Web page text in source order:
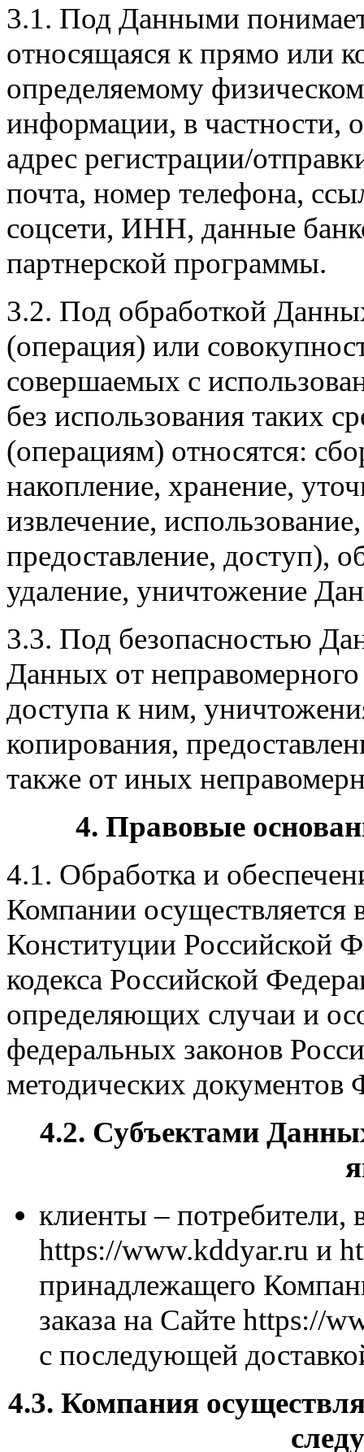
3.1. Под Данными
относящаяся к прямо или
определяемому
информации, в частности,
адрес регистрации/
почта, номер телефона,
соцсети, ИНН, данные
партнерской программы.
3.2. Под обработкой
(операция) или
совершаемых с
без использования таких
(операциям) относятся:
накопление, хранение,
извлечение,
предоставление, доступ),
удаление, уничтожение
3.3. Под безопасностью
Данных от
доступа к ним,
копирования,
также от иных
4. Правовые
4.1. Обработка и
Компании осуществляется
Конституции Российской
кодекса Российской
определяющих случаи и
федеральных законов
методических
4.2. Субъектами
клиенты – потребители,
https://www.kddyar.ru и
принадлежащего
заказа на Сайте https://
с последующей
4.3. Компания